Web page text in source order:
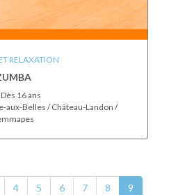
RELAXATION
Dès 16 ans
aux-Belles / Château-Landon /
4 5 6 7 8 9